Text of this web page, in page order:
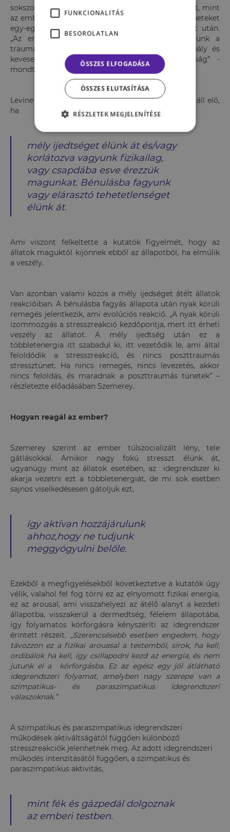
sokszor nagyobb veszélyben élik a mindennapjaikat, mint
az emberek, mégsem élnek meg poszttraumás tüneteket
egy-egy veszélyes, halálfélelmet okozó élethelyzet után.
„Az ember biztonságban van, mégis mi vagyunk a
traumatizáltak. Az állatvilágban kevesebb a szabály és
kevesebb a védelem, még sincs traumatizáltság” -
mondta előadónk.
Levine (1997,2010) definíciója szerint trauma akkor áll elő,
ha
mély ijedtséget élünk át és/vagy
korlátozva vagyunk fizikailag,
vagy csapdába esve érezzük
magunkat. Bénulásba fagyunk
vagy elárasztó tehetetlenséget
élünk át.
Ami viszont felkeltette a kutatók figyelmét, hogy az
állatok maguktól kijönnek ebből az állapotból, ha elmúlik
a veszély.
Van azonban valami közös a mély ijedséget átélt állatok
reakcióiban. A bénulásba fagyás állapota után nyak körüli
remegés jelentkezik, ami evolúciós reakció. „A nyak körüli
izommozgás a stresszreakció kezdőpontja, mert itt érheti
veszély az állatot. A mély ijedtség után ez a
többletenergia itt szabadul ki, itt vezetődik le, ami által
feloldódik a stresszreakció, és nincs poszttraumás
stressztünet. Ha nincs remegés, nincs levezetés, akkor
nincs feloldás, és maradnak a poszttraumás tünetek” –
részletezte előadásában Szemerey.
Hogyan reagál az ember?
Szemerey szerint az ember túlszocializált lény, tele
gátlásokkal. Amikor nagy fokú stresszt élünk át,
ugyanúgy mint az állatok esetében, az idegrendszer ki
akarja vezetni ezt a többletenergiát, de mi sok esetben
sajnos viselkedésesen gátoljuk ezt,
így aktívan hozzájárulunk
ahhoz,hogy ne tudjunk
meggyógyulni belőle.
Ezekből a megfigyelésekből következtetve a kutatók úgy
vélik, valahol fel fog törni ez az elnyomott fizikai energia,
ez az arousal, ami visszahelyezi az átélő alanyt a kezdeti
állapotba, visszakerül a dermedtség, félelem állapotába,
így folyamatos körforgásra kényszeríti az idegrendszer
érintett részeit. „Szerencsésebb esetben engedem, hogy
távozzon ez a fizikai arouasal a testemből, sírok, ha kell,
ordibálok ha kell, így csillapodni kezd az energia, és nem
jutunk el a körforgásba. Ez az egész egy jól átlátható
idegrendszeri folyamat, amelyben nagy szerepe van a
szimpatikus- és paraszimpatikus idegrendszeri
válaszoknak.”
A szimpatikus és paraszimpatikus idegrendszeri
működések aktiváltságától függően különböző
stresszreakciók jelenhetnek meg. Az adott idegrendszeri
működés intenzitásától függően, a szimpatikus és
paraszimpatikus aktivitás,
mint fék és gázpedál dolgoznak
az emberi testben.
FUNKCIONALITÁS
BESOROLATLAN
ÖSSZES ELFOGADÁSA
ÖSSZES ELUTASÍTÁSA
RÉSZLETEK MEGJELENÍTÉSE